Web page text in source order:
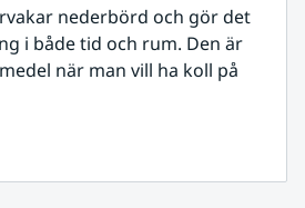
nederbörd och gör det
i både tid och rum. Den är
när man vill ha koll på